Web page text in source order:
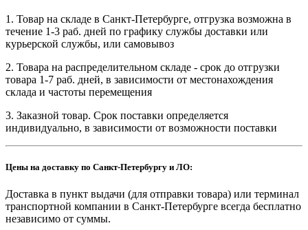
1. Товар на складе в Санкт-Петербурге, отгрузка возможна в
течение 1-3 раб. дней по графику службы доставки или
курьерской службы, или самовывоз
2. Товара на распределительном складе - срок до отгрузки
товара 1-7 раб. дней, в зависимости от местонахождения
склада и частоты перемещения
3. Заказной товар. Срок поставки определяется
индивидуально, в зависимости от возможности поставки
Цены на доставку по Санкт-Петербургу и ЛО:
Доставка в пункт выдачи (для отправки товара) или терминал
транспортной компании в Санкт-Петербурге всегда бесплатно
независимо от суммы.